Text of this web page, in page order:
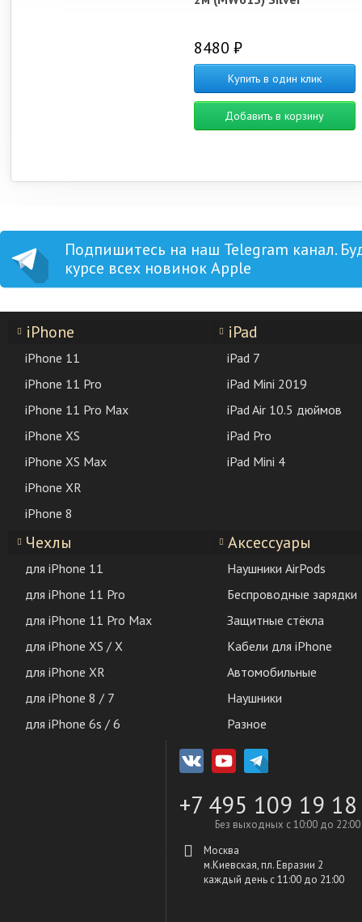
8480 ₽
Купить в один клик
Добавить в корзину
Подпишитесь на наш Telegram канал.
курсе всех новинок Apple
iPhone
iPhone 11
iPhone 11 Pro
iPhone 11 Pro Max
iPhone XS
iPhone XS Max
iPhone XR
iPhone 8
iPad
iPad 7
iPad Mini 2019
iPad Air 10.5 дюймов
iPad Pro
iPad Mini 4
Чехлы
для iPhone 11
для iPhone 11 Pro
для iPhone 11 Pro Max
для iPhone XS / X
для iPhone XR
для iPhone 8 / 7
для iPhone 6s / 6
Аксессуары
Наушники AirPods
Беспроводные зарядки
Защитные стёкла
Кабели для iPhone
Автомобильные
Наушники
Разное
+7 495 109 19 18
Без выходных с 10:00 до 22:00
Москва
м.Киевская, пл. Евразии 2
каждый день c 11:00 до 21:00